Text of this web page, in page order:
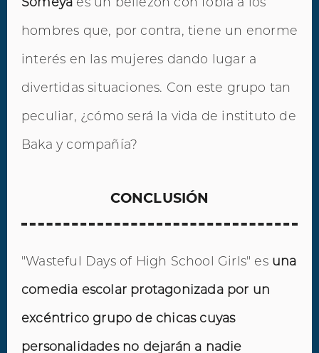
hombres que, por contra, tiene un enorme
interés en las mujeres dando lugar a
divertidas situaciones. Con este grupo tan
peculiar, ¿cómo será la vida de instituto de
Baka y compañía?
CONCLUSIÓN
"Wasteful Days of High School Girls" es una
comedia escolar protagonizada por un
excéntrico grupo de chicas cuyas
personalidades no dejarán a nadie